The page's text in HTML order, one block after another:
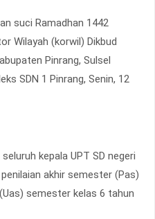
suci Ramadhan 1442
Wilayah (korwil) Dikbud
Pinrang, Sulsel
SDN 1 Pinrang, Senin, 12
kepala UPT SD negeri
akhir semester (Pas)
semester kelas 6 tahun